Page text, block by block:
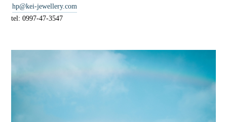
hp@kei-jewellery.com
tel: 0997-47-3547